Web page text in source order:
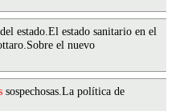
estado.El estado sanitario en el
el nuevo
sospechosas.La política de